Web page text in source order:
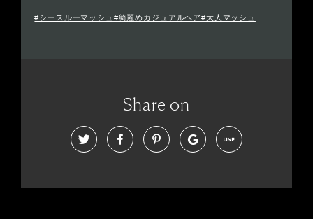
#シースルーマッシュ#綺麗めカジュアルヘア#大人マッシュ
Share on